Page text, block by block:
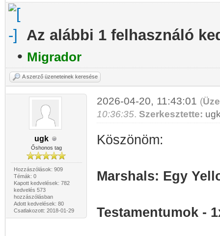
Az alábbi 1 felhasználó
• Migrador
A szerző üzeneteinek keresése
ugk
Őshonos tag
Hozzászólások: 909
Témák: 0
Kapott kedvelések: 782
kedvelés 573
hozzászólásban
Adott kedvelések: 80
Csatlakozott: 2018-01-29
2026-04-20, 11:43:01 (
10:36:35. Szerkesztette:
Köszönöm:
Marshals: Egy
Testamentumok -